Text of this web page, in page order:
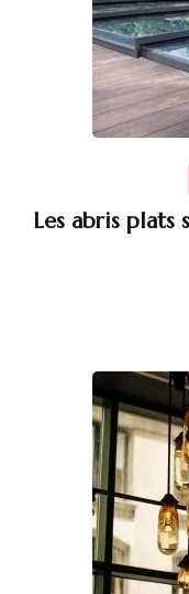
Les abris plats